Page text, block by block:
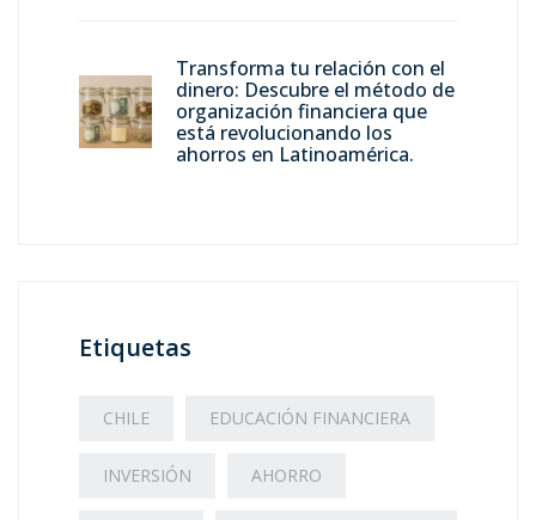
Transforma tu relación con el
dinero: Descubre el método de
organización financiera que
está revolucionando los
ahorros en Latinoamérica.
Etiquetas
CHILE EDUCACIÓN FINANCIERA
INVERSIÓN AHORRO